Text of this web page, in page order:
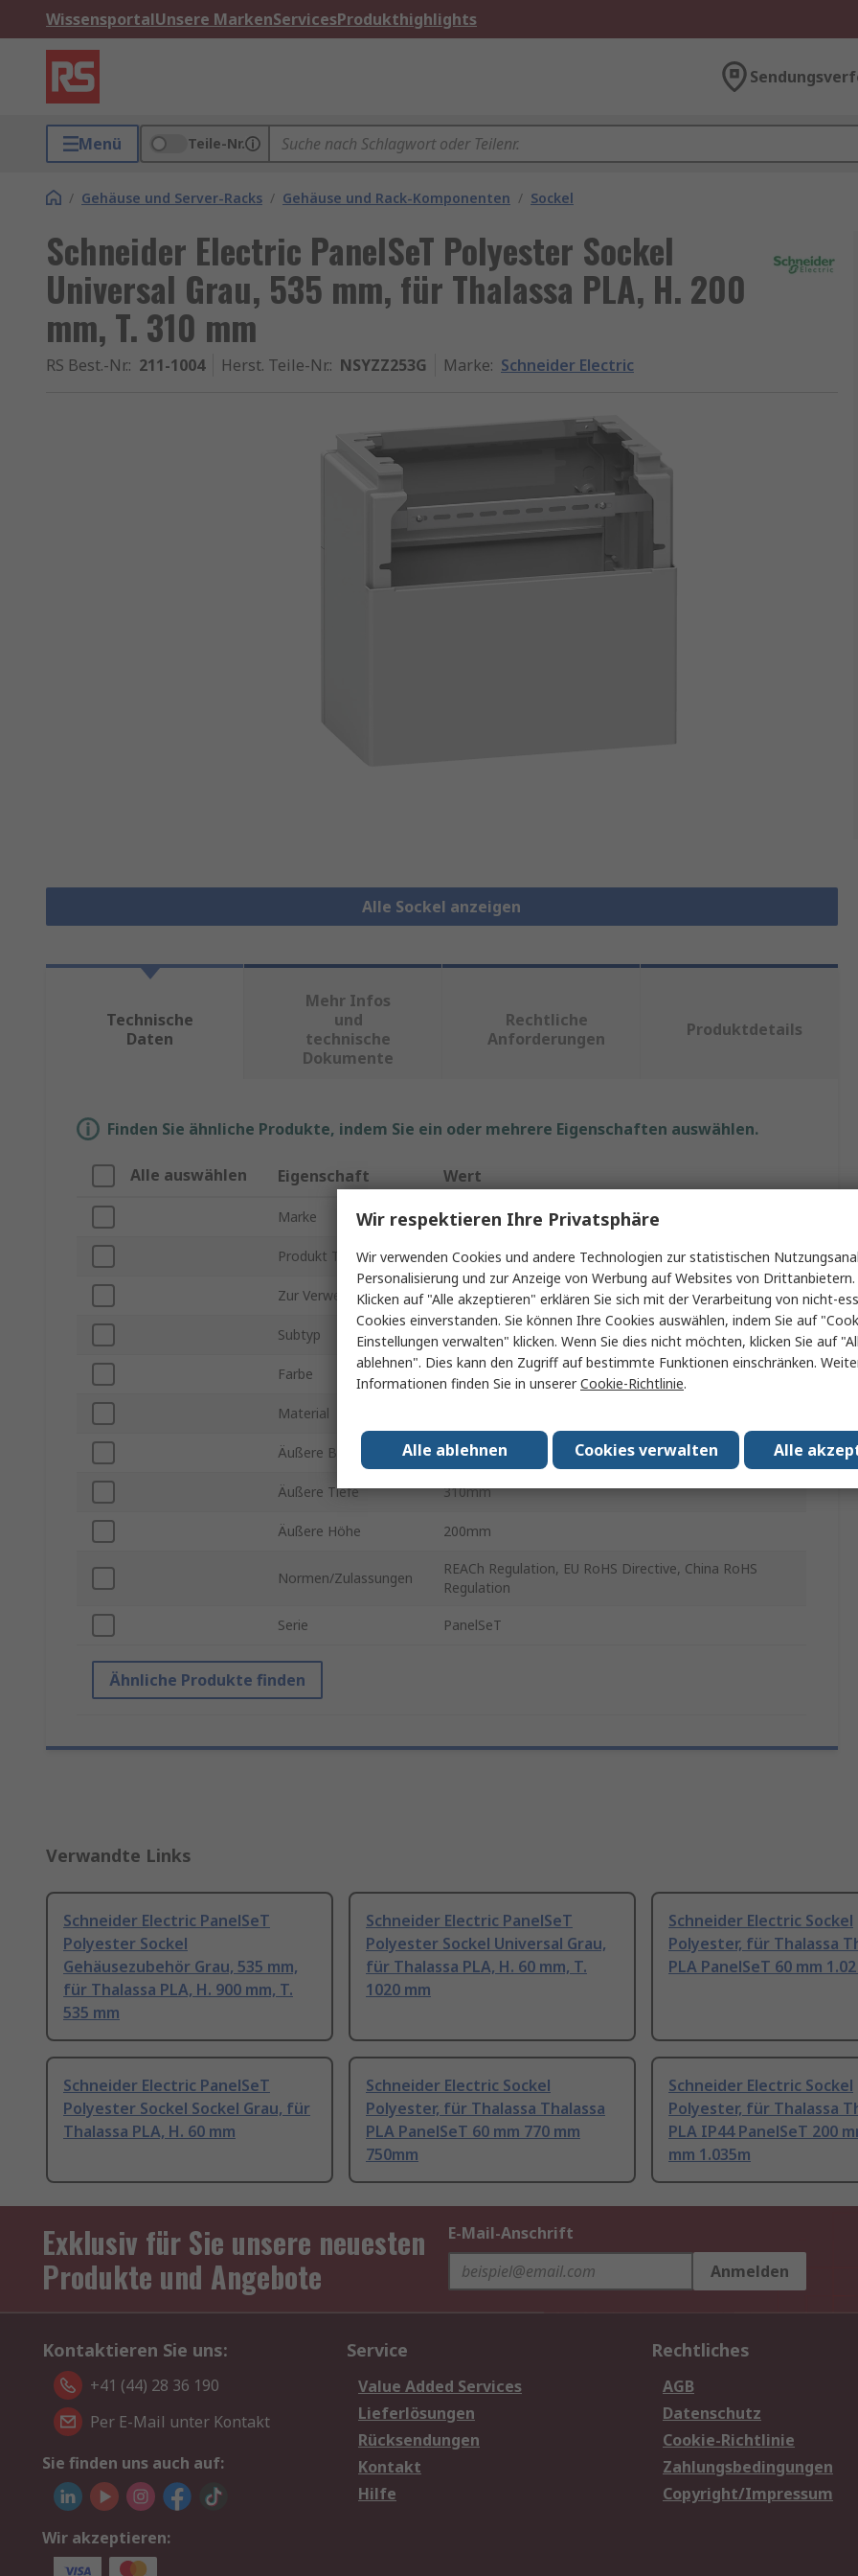
WissensportalUnsere MarkenServicesProdukthighlights
Menü Teile-Nr.
/ Gehäuse und Server-Racks / Gehäuse und Rack-Komponenten / Sockel
Schneider Electric PanelSeT Polyester Sockel
Universal Grau, 535 mm, für Thalassa PLA, H. 200
mm, T. 310 mm
RS Best.-Nr.: 211-1004 Herst. Teile-Nr.: NSYZZ253G Marke: Schneider Electric
Alle Sockel anzeigen
Technische
Daten
Mehr Infos
und
technische
Dokumente
Rechtliche
Anforderungen
Produktdetails
Finden Sie ähnliche Produkte, indem Sie ein oder mehrere Eigenschaften auswählen.
Alle auswählen Eigenschaft Wert
Marke Schneider Electric
Produkt Typ Sockel
Zur Verwendung mit Thalassa PLA
Subtyp Universal
Farbe Grau
Material
Äußere Breite 535mm
Äußere Tiefe 310mm
Äußere Höhe 200mm
Normen/Zulassungen
REACh Regulation, EU RoHS Directive, China RoHS
Regulation
Serie PanelSeT
Ähnliche Produkte finden
Verwandte Links
Schneider Electric PanelSeT
Polyester Sockel
Gehäusezubehör Grau, 535 mm,
für Thalassa PLA, H. 900 mm, T.
535 mm
Schneider Electric PanelSeT
Polyester Sockel Universal Grau,
für Thalassa PLA, H. 60 mm, T.
1020 mm
Schneider Electric Sockel
Polyester, für Thalassa
PLA PanelSeT 60 mm
Schneider Electric PanelSeT
Polyester Sockel Sockel Grau, für
Thalassa PLA, H. 60 mm
Schneider Electric Sockel
Polyester, für Thalassa Thalassa
PLA PanelSeT 60 mm 770 mm
750mm
Schneider Electric Sockel
Polyester, für Thalassa
PLA IP44 PanelSeT 200
mm 1.035m
Exklusiv für Sie unsere neuesten
Produkte und Angebote
E-Mail-Anschrift
Anmelden
Kontaktieren Sie uns:
+41 (44) 28 36 190
Per E-Mail unter Kontakt
Sie finden uns auch auf:
Wir akzeptieren:
Service
Value Added Services
Lieferlösungen
Rücksendungen
Kontakt
Hilfe
Rechtliches
AGB
Datenschutz
Cookie-Richtlinie
Zahlungsbedingungen
Copyright/Impressum
Wir respektieren Ihre Privatsphäre
Wir verwenden Cookies und andere Technologien zur statistischen
Personalisierung und zur Anzeige von Werbung auf Websites von
Klicken auf "Alle akzeptieren" erklären Sie sich mit der Verarbeitung von nicht-
Cookies einverstanden. Sie können Ihre Cookies auswählen, indem Sie auf
Einstellungen verwalten" klicken. Wenn Sie dies nicht möchten, klicken Sie auf
ablehnen". Dies kann den Zugriff auf bestimmte Funktionen einschränken.
Informationen finden Sie in unsererCookie-Richtlinie.
Alle
Cookies verwalten
Alle ablehnen